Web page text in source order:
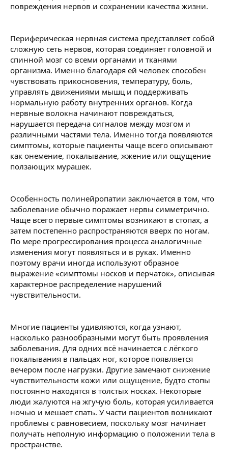
повреждения нервов и сохранении качества жизни.
Периферическая нервная система представляет собой
сложную сеть нервов, которая соединяет головной и
спинной мозг со всеми органами и тканями
организма. Именно благодаря ей человек способен
чувствовать прикосновения, температуру, боль,
управлять движениями мышц и поддерживать
нормальную работу внутренних органов. Когда
нервные волокна начинают повреждаться,
нарушается передача сигналов между мозгом и
различными частями тела. Именно тогда появляются
симптомы, которые пациенты чаще всего описывают
как онемение, покалывание, жжение или ощущение
ползающих мурашек.
Особенность полинейропатии заключается в том, что
заболевание обычно поражает нервы симметрично.
Чаще всего первые симптомы возникают в стопах, а
затем постепенно распространяются вверх по ногам.
По мере прогрессирования процесса аналогичные
изменения могут появляться и в руках. Именно
поэтому врачи иногда используют образное
выражение «симптомы носков и перчаток», описывая
характерное распределение нарушений
чувствительности.
Многие пациенты удивляются, когда узнают,
насколько разнообразными могут быть проявления
заболевания. Для одних всё начинается с лёгкого
покалывания в пальцах ног, которое появляется
вечером после нагрузки. Другие замечают снижение
чувствительности кожи или ощущение, будто стопы
постоянно находятся в толстых носках. Некоторые
люди жалуются на жгучую боль, которая усиливается
ночью и мешает спать. У части пациентов возникают
проблемы с равновесием, поскольку мозг начинает
получать неполную информацию о положении тела в
пространстве.